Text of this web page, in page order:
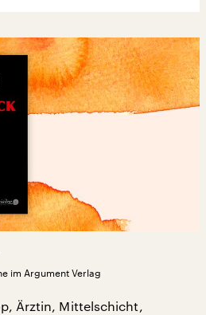
im Argument Verlag
Ärztin, Mittelschicht,